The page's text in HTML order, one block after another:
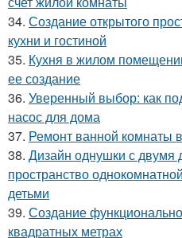
34. Создание открытого
кухни и гостиной
35. Кухня в жилом
ее создание
36. Уверенный выбор: как
насос для дома
37. Ремонт ванной комнаты
38. Дизайн однушки с двумя
пространство
детьми
39. Создание
квадратных метрах